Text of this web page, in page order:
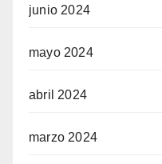
junio 2024
mayo 2024
abril 2024
marzo 2024